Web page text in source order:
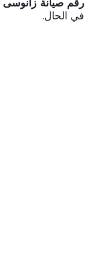
رقم صيانة زانوسى
في الحال.